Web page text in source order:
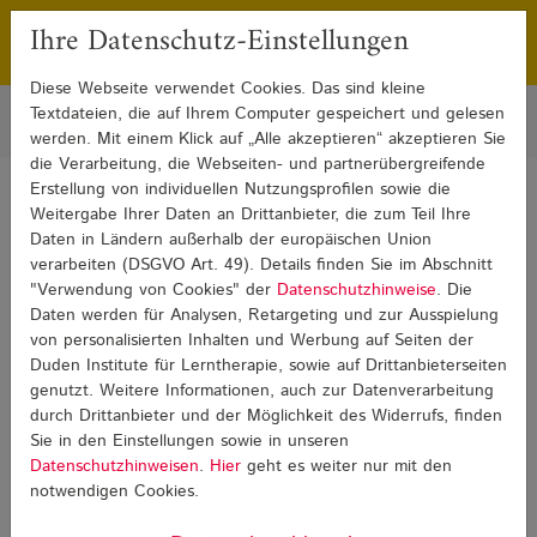
Franchising
Sie sind hier:
Blog
Weiterbildung und Beruf Weiterbildung und Beruf Detail
Weiterbildung und Beruf
Ihre Datenschutz-Einstellungen
Diese Webseite verwendet Cookies. Das sind kleine
Textdateien, die auf Ihrem Computer gespeichert und gelesen
werden. Mit einem Klick auf „Alle akzeptieren“ akzeptieren Sie
die Verarbeitung, die Webseiten- und partnerübergreifende
Erstellung von individuellen Nutzungsprofilen sowie die
Weitergabe Ihrer Daten an Drittanbieter, die zum Teil Ihre
Daten in Ländern außerhalb der europäischen Union
verarbeiten (DSGVO Art. 49). Details finden Sie im Abschnitt
"Verwendung von Cookies" der Datenschutzhinweise. Die
Daten werden für Analysen, Retargeting und zur Ausspielung
von personalisierten Inhalten und Werbung auf Seiten der
Duden Institute für Lerntherapie, sowie auf Drittanbieterseiten
genutzt. Weitere Informationen, auch zur Datenverarbeitung
durch Drittanbieter und der Möglichkeit des Widerrufs, finden
Sie in den Einstellungen sowie in unseren
Datenschutzhinweisen. Hier geht es weiter nur mit den
notwendigen Cookies.